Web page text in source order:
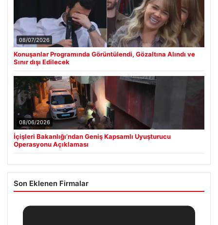
08/07/2026
Konuşanlar Programında Görüntülendi, Gözaltına Alındı ve
Sınır dışı Edilecek
08/06/2026
İçişleri Bakanlığı’ndan Geniş Kapsamlı Uyuşturucu
Operasyonu Açıklaması
Son Eklenen Firmalar